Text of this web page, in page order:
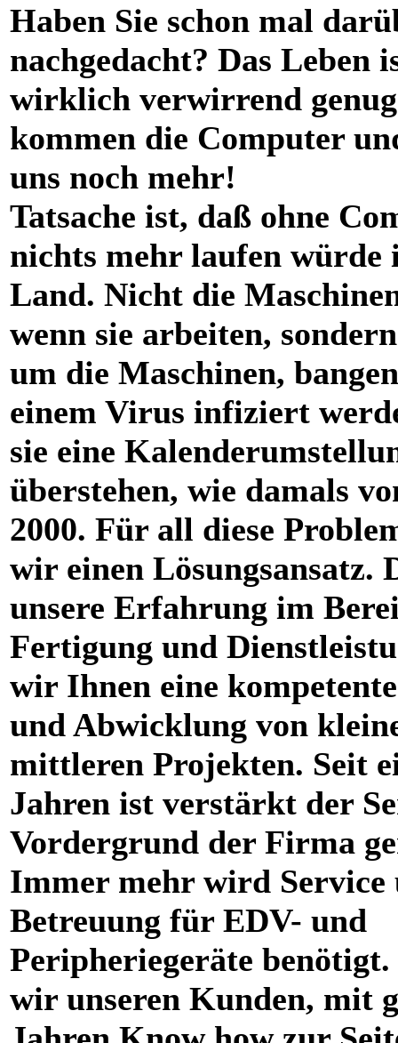
Haben Sie schon mal
nachgedacht? Das Leben
wirklich verwirrend
kommen die Computer
uns noch mehr!
Tatsache ist, daß ohne
nichts mehr laufen würde
Land. Nicht die
wenn sie arbeiten,
um die Maschinen,
einem Virus infiziert
sie eine
überstehen, wie damals
2000. Für all diese
wir einen Lösungsansatz.
unsere Erfahrung im
Fertigung und
wir Ihnen eine
und Abwicklung von
mittleren Projekten. Seit
Jahren ist verstärkt der
Vordergrund der Firma
Immer mehr wird Service
Betreuung für EDV- und
Peripheriegeräte
wir unseren Kunden, mit